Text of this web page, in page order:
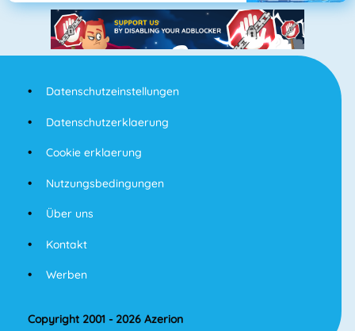
Datenschutzeinstellungen
Datenschutzerklaerung
Cookie erklaerung
Nutzungsbedingungen
Über uns
Kontakt
Werben
Copyright 2001 - 2026 Azerion